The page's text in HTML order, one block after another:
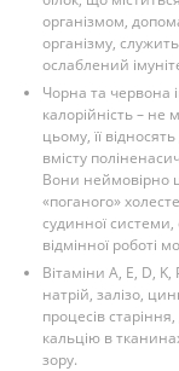
організмом,
організму,
ослаблений
Чорна та червона
калорійність –
цьому, її
вмісту
Вони неймовірно
«поганого»
судинної системи,
відмінної роботі
Вітаміни А, Е, D,
натрій, залізо,
процесів
кальцію в